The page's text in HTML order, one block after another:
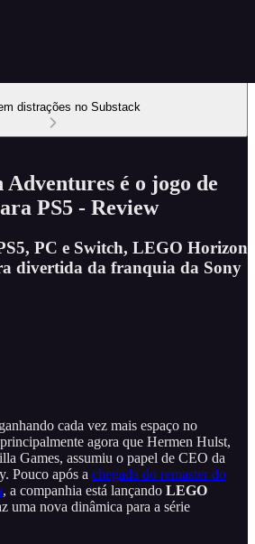
distrações no Substack
é o jogo de
PS5 - Review
PC e Switch, LEGO Horizon
divertida da franquia da Sony
cada vez mais espaço no
agora que Hermen Hulst,
Games, assumiu o papel de CEO da
Pouco após a chegada do remaster do
, a companhia está lançando LEGO
uma nova dinâmica para a série